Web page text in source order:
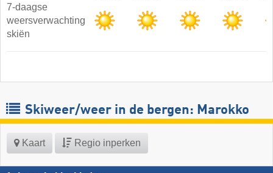
7-daagse
weersverwachting
skiën
Skiweer/weer in de bergen: Marokko
Kaart Regio inperken